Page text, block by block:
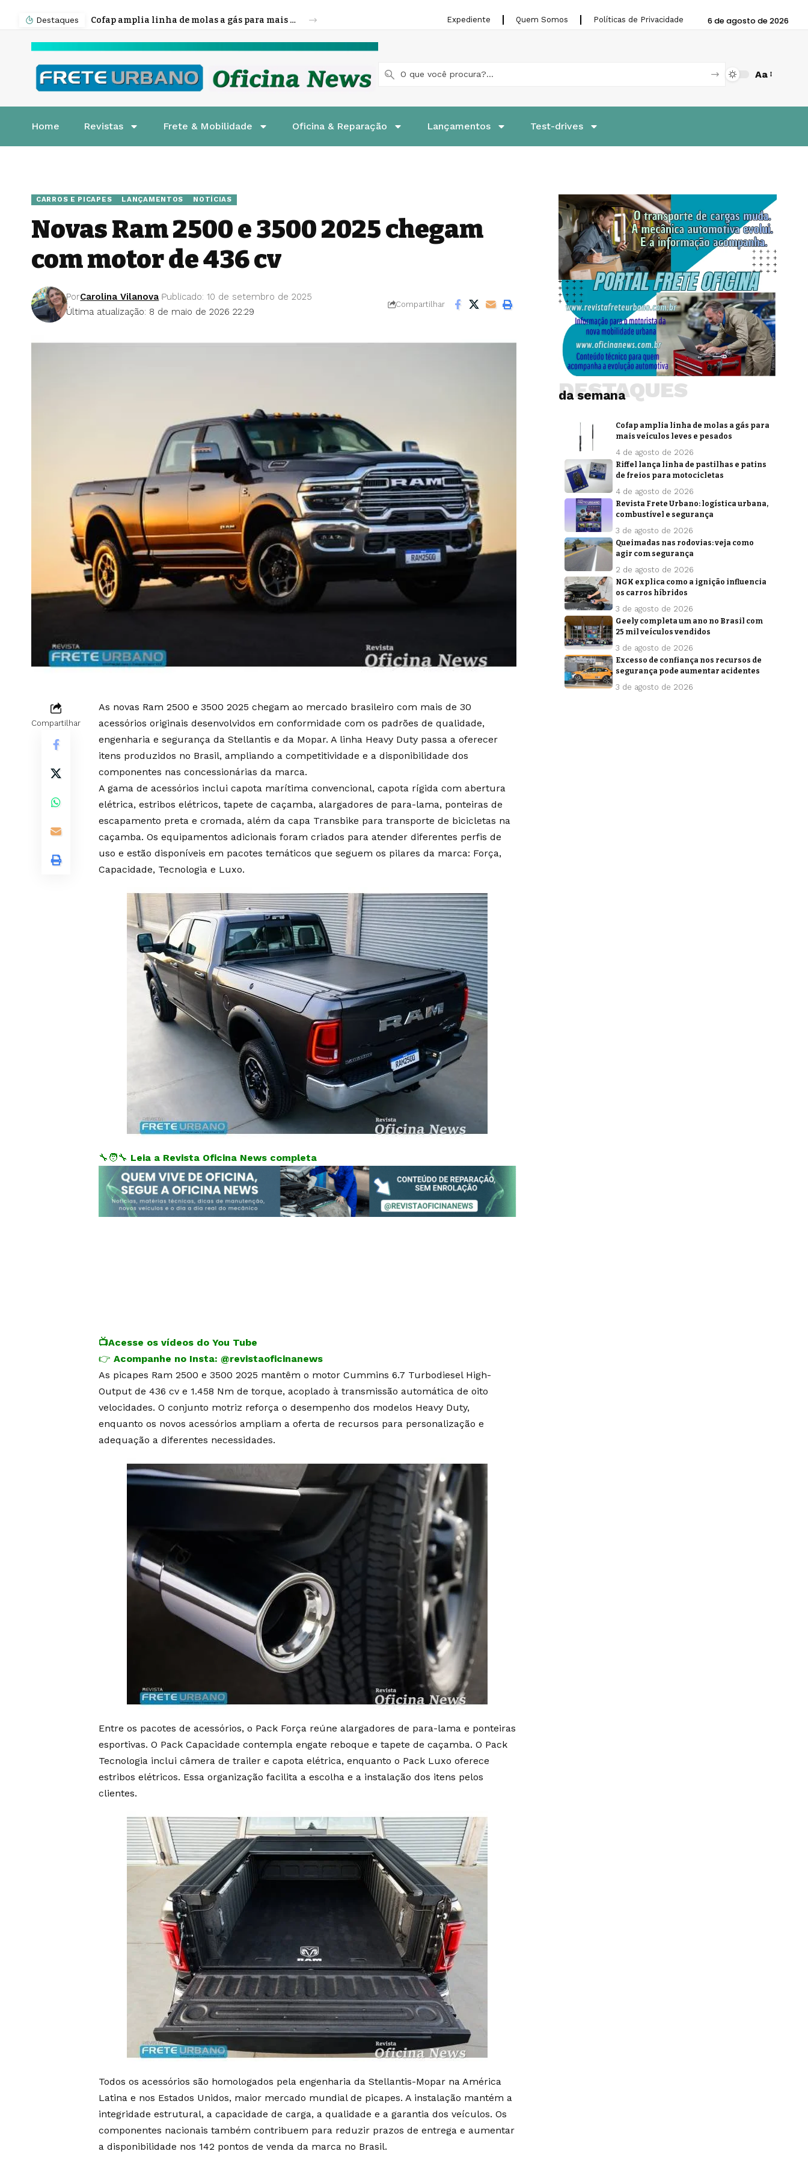
Destaques Cofap amplia linha de molas a gás para mais veículos leves e pesados Expediente Quem Somos Políticas de Privacidade 6 de agosto de 2026
Aa
Home Revistas Frete & Mobilidade Oficina & Reparação Lançamentos Test-drives
CARROS E PICAPES LANÇAMENTOS NOTÍCIAS
Novas Ram 2500 e 3500 2025 chegam
com motor de 436 cv
Última atualização: 8 de maio de 2026 22:29
PorCarolina Vilanova Publicado: 10 de setembro de 2025
Compartilhar
Compartilhar
As novas Ram 2500 e 3500 2025 chegam ao mercado brasileiro com mais de 30
acessórios originais desenvolvidos em conformidade com os padrões de qualidade,
engenharia e segurança da Stellantis e da Mopar. A linha Heavy Duty passa a oferecer
itens produzidos no Brasil, ampliando a competitividade e a disponibilidade dos
componentes nas concessionárias da marca.
A gama de acessórios inclui capota marítima convencional, capota rígida com abertura
elétrica, estribos elétricos, tapete de caçamba, alargadores de para-lama, ponteiras de
escapamento preta e cromada, além da capa Transbike para transporte de bicicletas na
caçamba. Os equipamentos adicionais foram criados para atender diferentes perfis de
uso e estão disponíveis em pacotes temáticos que seguem os pilares da marca: Força,
Capacidade, Tecnologia e Luxo.
🔧🧑‍🔧 Leia a Revista Oficina News completa
📺Acesse os vídeos do You Tube
👉 Acompanhe no Insta: @revistaoficinanews
As picapes Ram 2500 e 3500 2025 mantêm o motor Cummins 6.7 Turbodiesel High-
Output de 436 cv e 1.458 Nm de torque, acoplado à transmissão automática de oito
velocidades. O conjunto motriz reforça o desempenho dos modelos Heavy Duty,
enquanto os novos acessórios ampliam a oferta de recursos para personalização e
adequação a diferentes necessidades.
Entre os pacotes de acessórios, o Pack Força reúne alargadores de para-lama e ponteiras
esportivas. O Pack Capacidade contempla engate reboque e tapete de caçamba. O Pack
Tecnologia inclui câmera de trailer e capota elétrica, enquanto o Pack Luxo oferece
estribos elétricos. Essa organização facilita a escolha e a instalação dos itens pelos
clientes.
Todos os acessórios são homologados pela engenharia da Stellantis-Mopar na América
Latina e nos Estados Unidos, maior mercado mundial de picapes. A instalação mantém a
integridade estrutural, a capacidade de carga, a qualidade e a garantia dos veículos. Os
componentes nacionais também contribuem para reduzir prazos de entrega e aumentar
a disponibilidade nos 142 pontos de venda da marca no Brasil.
da semana
DESTAQUES
Cofap amplia linha de molas a gás para
mais veículos leves e pesados
4 de agosto de 2026
Riffel lança linha de pastilhas e patins
de freios para motocicletas
4 de agosto de 2026
Revista Frete Urbano: logística urbana,
combustível e segurança
3 de agosto de 2026
Queimadas nas rodovias: veja como
agir com segurança
2 de agosto de 2026
NGK explica como a ignição influencia
os carros híbridos
3 de agosto de 2026
Geely completa um ano no Brasil com
25 mil veículos vendidos
3 de agosto de 2026
Excesso de confiança nos recursos de
segurança pode aumentar acidentes
3 de agosto de 2026